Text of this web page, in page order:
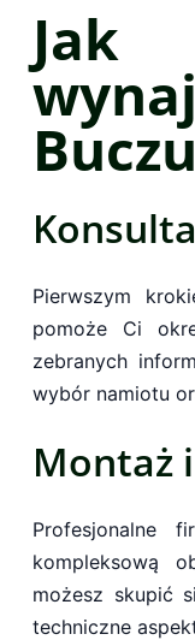
Jak
Pierwszym
pomoże Ci
zebranych
wybór namiotu
Montaż
Profesjonalne
kompleksową
możesz skupić
techniczne